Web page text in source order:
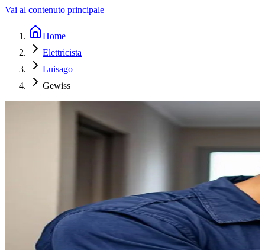
Vai al contenuto principale
Home
Elettricista
Luisago
Gewiss